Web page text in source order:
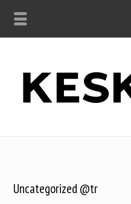
Uncategorized @tr